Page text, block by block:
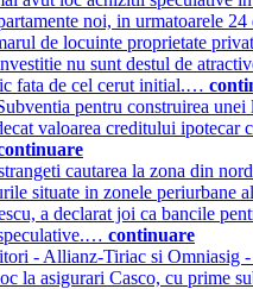
noi, in urmatoarele
de locuinte proprietate
nu sunt destul de
fata de cel cerut initial.…
pentru construirea
valoarea creditului ipotecar
cautarea la zona din
situate in zonele periurbane
a declarat joi ca bancile
continuare
- Allianz-Tiriac si Omniasig -
la asigurari Casco, cu prime